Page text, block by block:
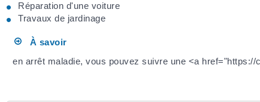
Réparation d'une voiture
Travaux de jardinage
À savoir
en arrêt maladie, vous pouvez suivre une <a